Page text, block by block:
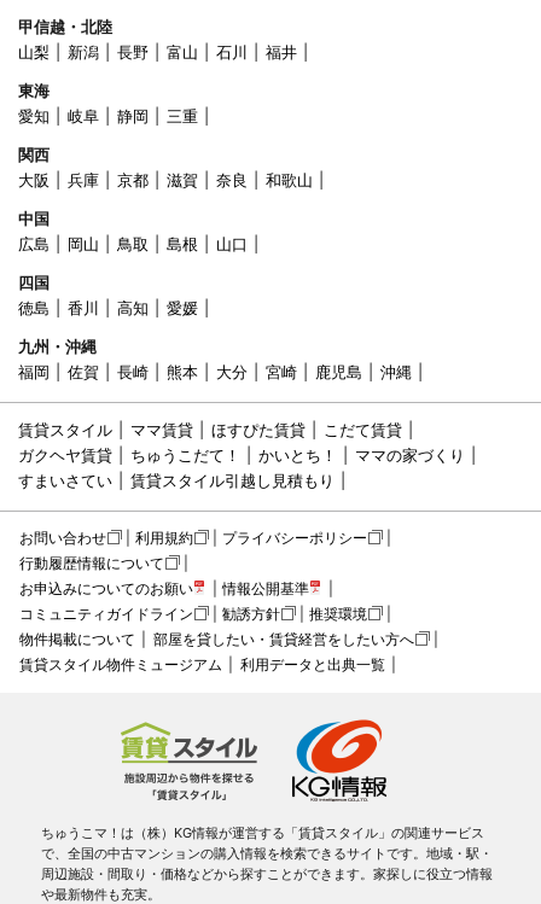
甲信越・北陸
山梨
新潟 長野 富山 石川
福井
東海
愛知
岐阜 静岡
三重
関西
大阪
兵庫 京都 滋賀 奈良
和歌山
中国
広島
岡山 鳥取 島根
山口
四国
徳島
香川 高知
愛媛
九州・沖縄
福岡
佐賀 長崎 熊本 大分 宮崎 鹿児島 沖縄
賃貸スタイル ママ賃貸 ほすぴた賃貸
こだて賃貸
ガクヘヤ賃貸
ちゅうこだて！ かいとち！
ママの家づくり
すまいさてい
賃貸スタイル引越し見積もり
お問い合わせ 利用規約
プライバシーポリシー
行動履歴情報について
お申込みについてのお願い
情報公開基準
コミュニティガイドライン
勧誘方針
推奨環境
物件掲載について
部屋を貸したい・賃貸経営をしたい方へ
賃貸スタイル物件ミュージアム
利用データと出典一覧
ちゅうこマ！は（株）KG情報が運営する「賃貸スタイル」の関連サービス
で、全国の中古マンションの購入情報を検索できるサイトです。地域・駅・
周辺施設・間取り・価格などから探すことができます。家探しに役立つ情報
や最新物件も充実。